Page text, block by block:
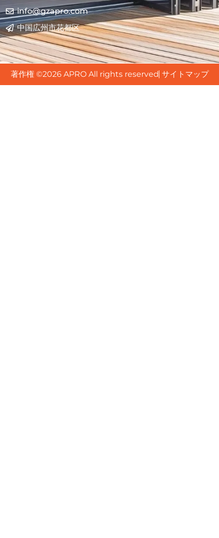
info@gzapro.com
中国広州市花都区
著作権 ©2026 APRO All rights reserved サイトマップ